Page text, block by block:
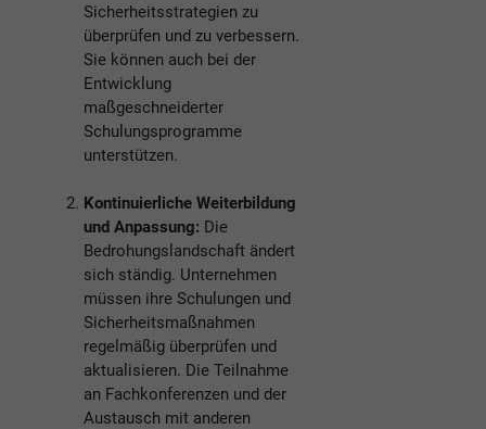
Sicherheitsstrategien zu
überprüfen und zu verbessern.
Sie können auch bei der
Entwicklung
maßgeschneiderter
Schulungsprogramme
unterstützen.
Kontinuierliche Weiterbildung
und Anpassung: Die
Bedrohungslandschaft ändert
sich ständig. Unternehmen
müssen ihre Schulungen und
Sicherheitsmaßnahmen
regelmäßig überprüfen und
aktualisieren. Die Teilnahme
an Fachkonferenzen und der
Austausch mit anderen